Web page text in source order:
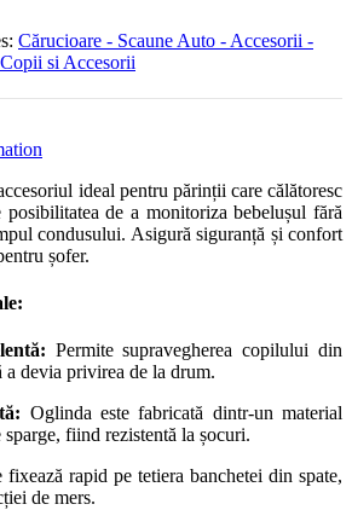
Cărucioare - Scaune Auto - Accesorii -
si Accesorii
ideal pentru părinții care călătoresc
de a monitoriza bebelușul fără
condusului. Asigură siguranță și confort
șofer.
Permite supravegherea copilului din
a devia privirea de la drum.
Oglinda este fabricată dintr-un material
sparge, fiind rezistentă la șocuri.
fixează rapid pe tetiera banchetei din spate,
de mers.